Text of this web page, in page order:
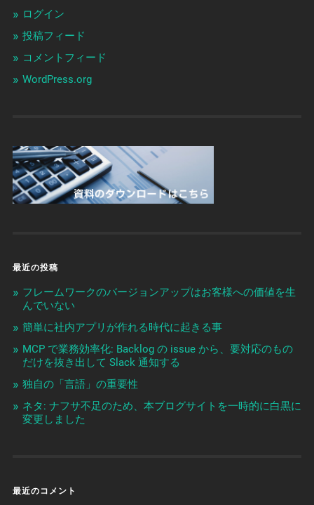
ログイン
投稿フィード
コメントフィード
WordPress.org
最近の投稿
フレームワークのバージョンアップはお客様への価値を生
んでいない
簡単に社内アプリが作れる時代に起きる事
MCP で業務効率化: Backlog の issue から、要対応のもの
だけを抜き出して Slack 通知する
独自の「言語」の重要性
ネタ: ナフサ不足のため、本ブログサイトを一時的に白黒に
変更しました
最近のコメント